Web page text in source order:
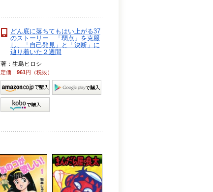
どん底に落ちてもはい上がる37
のストーリー 「弱点」を克服
し、「自己発見」と「決断」に
辿り着いた２週間
著：生島ヒロシ
定価 961円（税抜）